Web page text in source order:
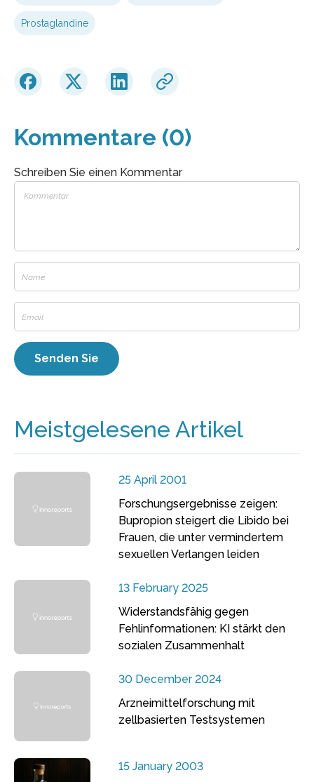
Prostaglandine
Kommentare (0)
Schreiben Sie einen Kommentar
Meistgelesene Artikel
25 April 2001
Forschungsergebnisse zeigen:
Bupropion steigert die Libido bei
Frauen, die unter vermindertem
sexuellen Verlangen leiden
13 February 2025
Widerstandsfähig gegen
Fehlinformationen: KI stärkt den
sozialen Zusammenhalt
30 December 2024
Arzneimittelforschung mit
zellbasierten Testsystemen
15 January 2003